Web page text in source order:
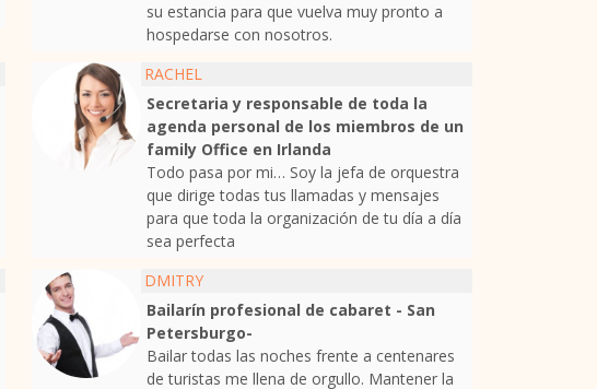
su estancia para que vuelva muy pronto a
hospedarse con nosotros.
RACHEL
Secretaria y responsable de toda la
agenda personal de los miembros de un
family Office en Irlanda
Todo pasa por mi… Soy la jefa de orquestra
que dirige todas tus llamadas y mensajes
para que toda la organización de tu día a día
sea perfecta
DMITRY
Bailarín profesional de cabaret - San
Petersburgo-
Bailar todas las noches frente a centenares
de turistas me llena de orgullo. Mantener la